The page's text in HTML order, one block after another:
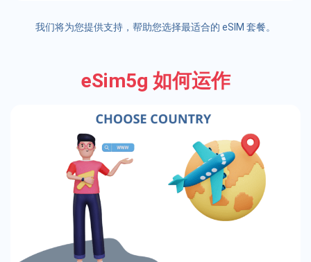
我们将为您提供支持，帮助您选择最适合的 eSIM 套餐。
eSim5g 如何运作